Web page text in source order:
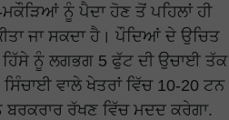
ਮਕੌੜਿਆਂ ਨੂੰ ਪੈਦਾ ਹੋਣ ਤੋਂ ਪਹਿਲਾਂ ਹੀ
ਜਾ ਸਕਦਾ ਹੈ। ਪੌਦਿਆਂ ਦੇ ਉਚਿਤ
ਨੂੰ ਲਗਭਗ 5 ਫੁੱਟ ਦੀ ਉਚਾਈ ਤੱਕ
ਵਾਲੇ ਖੇਤਰਾਂ ਵਿੱਚ 10-20 ਟਨ
ਬਰਕਰਾਰ ਰੱਖਣ ਵਿੱਚ ਮਦਦ ਕਰੇਗਾ.